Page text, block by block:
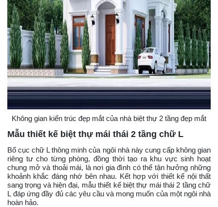
Không gian kiến trúc đẹp mắt của nhà biệt thự 2 tầng đẹp mắt
Mẫu thiết kế biệt thự mái thái 2 tầng chữ L
Bố cục chữ L thông minh của ngôi nhà này cung cấp không gian
riêng tư cho từng phòng, đồng thời tạo ra khu vực sinh hoạt
chung mở và thoải mái, là nơi gia đình có thể tận hưởng những
khoảnh khắc đáng nhớ bên nhau. Kết hợp với thiết kế nội thất
sang trọng và hiện đại, mẫu thiết kế biệt thự mái thái 2 tầng chữ
L đáp ứng đầy đủ các yêu cầu và mong muốn của một ngôi nhà
hoàn hảo.